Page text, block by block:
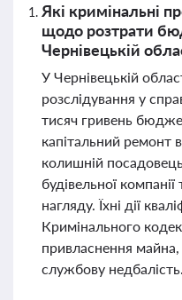
Які кримінальні
щодо розтрати
Чернівецькій
У Чернівецькій
розслідування у
тисяч гривень
капітальний ремонт
колишній
будівельної
нагляду. Їхні дії
Кримінального
привласнення
службову недбалість.